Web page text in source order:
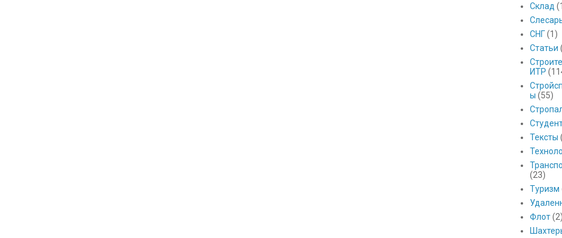
Склад
СНГ (1)
Статьи
ИТР
ы (55)
Тексты
(23)
Туризм
Флот